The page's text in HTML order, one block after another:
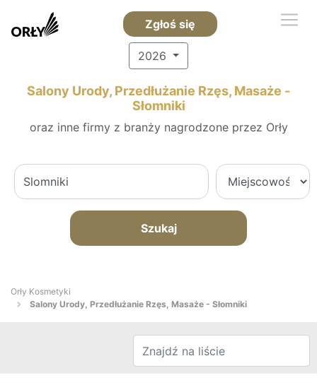
Zgłoś się
2026
Salony Urody, Przedłużanie Rzęs, Masaże -
Słomniki
oraz inne firmy z branży nagrodzone przez Orły
Szukaj
Orły Kosmetyki
Salony Urody, Przedłużanie Rzęs, Masaże - Słomniki